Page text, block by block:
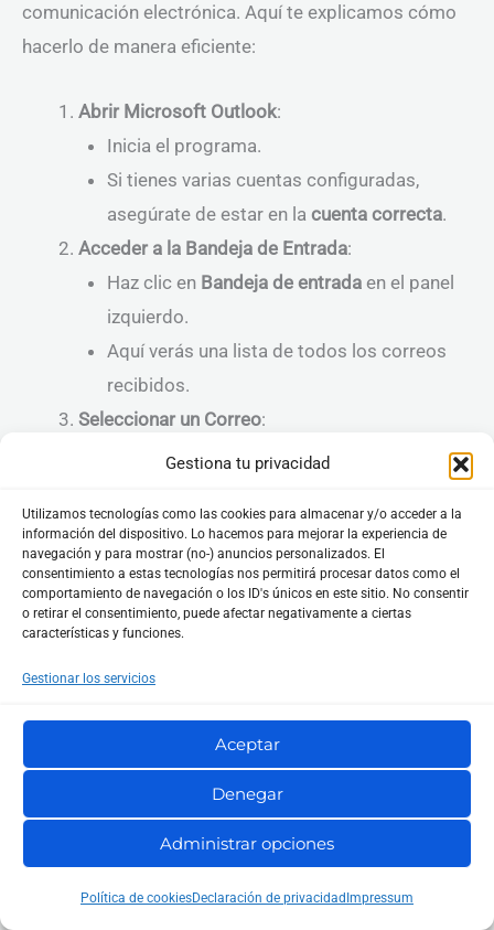
Gestiona tu privacidad
Utilizamos tecnologías como las cookies para almacenar y/o acceder a la
información del dispositivo. Lo hacemos para mejorar la experiencia de
navegación y para mostrar (no-) anuncios personalizados. El
consentimiento a estas tecnologías nos permitirá procesar datos como el
comportamiento de navegación o los ID's únicos en este sitio. No consentir
o retirar el consentimiento, puede afectar negativamente a ciertas
características y funciones.
Gestionar los servicios
Aceptar
Denegar
Administrar opciones
Política de cookiesDeclaración de privacidad Impressum
comunicación electrónica. Aquí te explicamos cómo
hacerlo de manera eficiente:
Abrir Microsoft Outlook:
Inicia el programa.
Si tienes varias cuentas configuradas,
asegúrate de estar en la cuenta correcta.
Acceder a la Bandeja de Entrada:
Haz clic en Bandeja de entradaen el panel
izquierdo.
Aquí verás una lista de todos los correos
recibidos.
Seleccionar un Correo:
Haz clic en el correo que deseas leer.
a la
derecha o en la parte inferior, dependiendo
de tu configuración.
Leer y Gestionar el Correo:
Lee el contenido del correo.
Responder a todos o Reenviar
responder al mensaje.
marcar el correo
leído, importante, o moverlo a una carpeta
Uso de Búsqueda para Encontrar Correos:
Si buscas un correo específico, usa la